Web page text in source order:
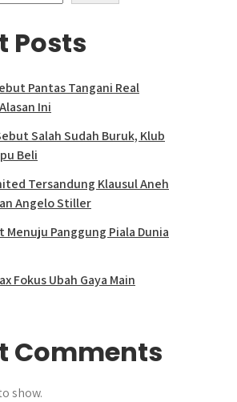
Posts
Pantas Tangani Real
Ini
Salah Sudah Buruk, Klub
Beli
Tersandung Klausul Aneh
Angelo Stiller
Menuju Panggung Piala Dunia
Fokus Ubah Gaya Main
Comments
show.